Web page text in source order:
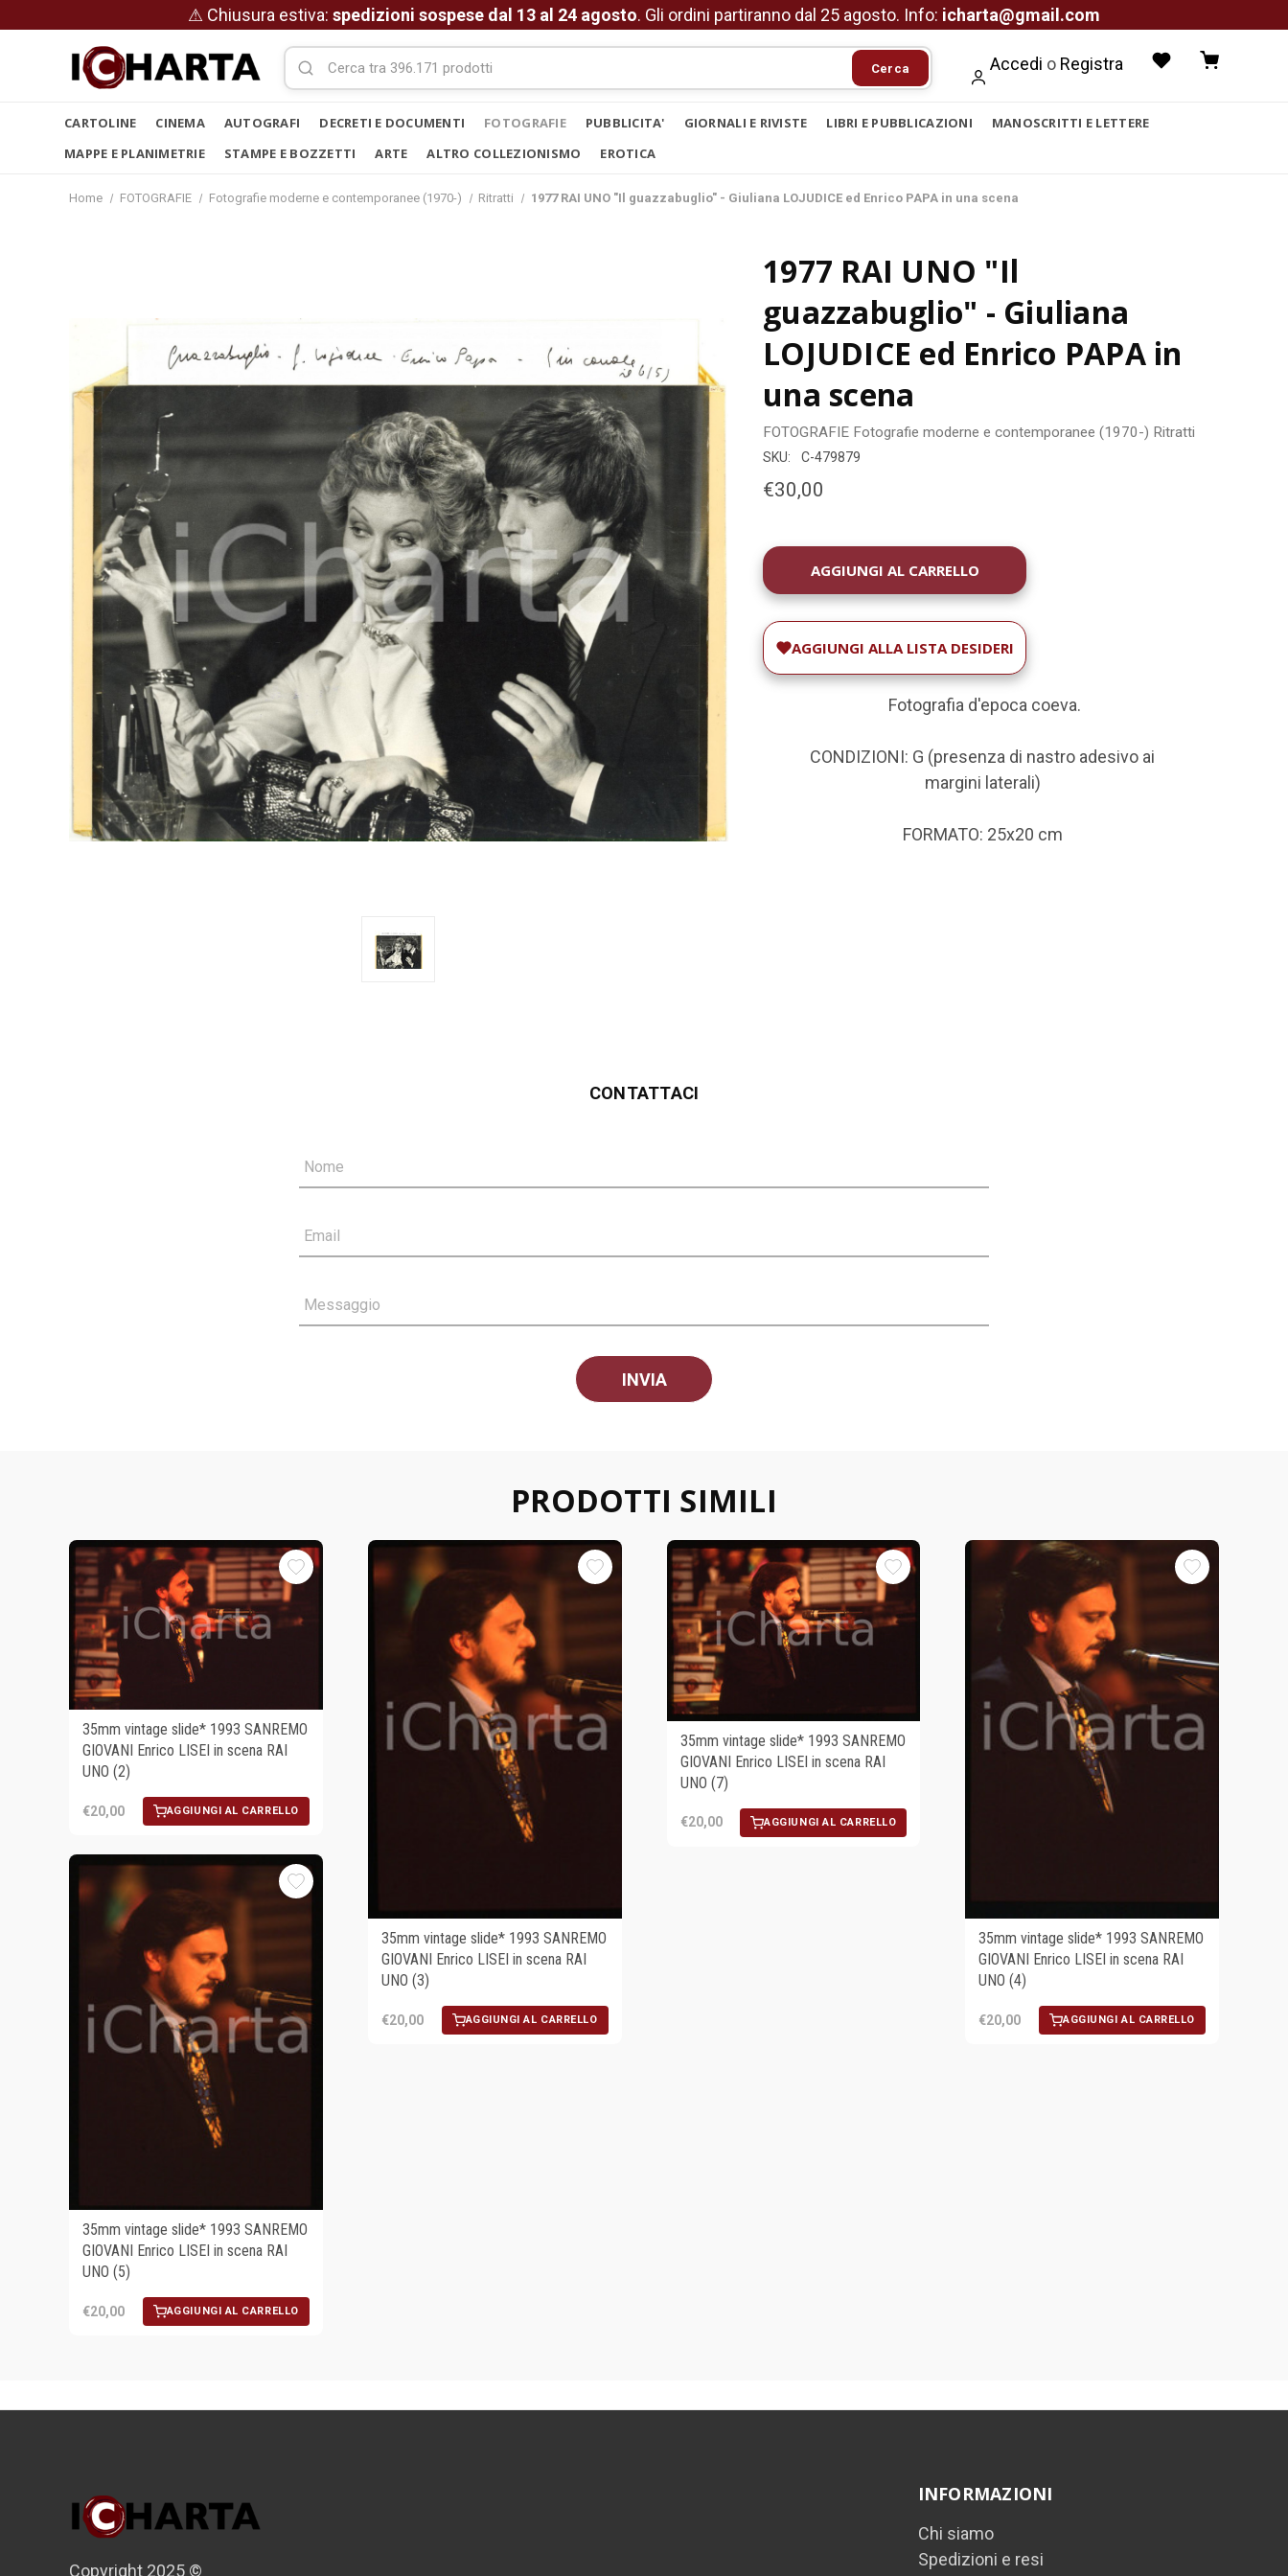
⚠ Chiusura estiva: spedizioni sospese dal 13 al 24 agosto. Gli ordini partiranno dal 25 agosto. Info: icharta@gmail.com
Cerca Accedi o Registra
CARTOLINE CINEMA AUTOGRAFI DECRETI E DOCUMENTI FOTOGRAFIE PUBBLICITA' GIORNALI E RIVISTE LIBRI E PUBBLICAZIONI
MANOSCRITTI E LETTERE
MAPPE E PLANIMETRIE
STAMPE E BOZZETTI ARTE ALTRO COLLEZIONISMO EROTICA
Home FOTOGRAFIE Fotografie moderne e contemporanee (1970-) Ritratti 1977 RAI UNO "Il guazzabuglio" - Giuliana LOJUDICE ed Enrico PAPA in una scena
1977 RAI UNO "Il
guazzabuglio" - Giuliana
LOJUDICE ed Enrico PAPA in
una scena
FOTOGRAFIE Fotografie moderne e contemporanee (1970-) Ritratti
SKU: C-479879
€30,00
DISPONIBILITÀ
ATTUALE:
AGGIUNGI ALLA LISTA DESIDERI
Fotografia d'epoca coeva.
CONDIZIONI: G (presenza di nastro adesivo ai
margini laterali)
FORMATO: 25x20 cm
CONTATTACI
Nome
Email
Messaggio
PRODOTTI SIMILI
35mm vintage slide* 1993 SANREMO
GIOVANI Enrico LISEI in scena RAI
UNO (2)
€20,00 AGGIUNGI AL CARRELLO
35mm vintage slide* 1993 SANREMO
GIOVANI Enrico LISEI in scena RAI
UNO (3)
€20,00 AGGIUNGI AL CARRELLO
35mm vintage slide* 1993 SANREMO
GIOVANI Enrico LISEI in scena RAI
UNO (7)
€20,00 AGGIUNGI AL CARRELLO
35mm vintage slide* 1993 SANREMO
GIOVANI Enrico LISEI in scena RAI
UNO (4)
€20,00 AGGIUNGI AL CARRELLO
35mm vintage slide* 1993 SANREMO
GIOVANI Enrico LISEI in scena RAI
UNO (5)
€20,00 AGGIUNGI AL CARRELLO
Copyright 2025 ©
INFORMAZIONI
Chi siamo
Spedizioni e resi